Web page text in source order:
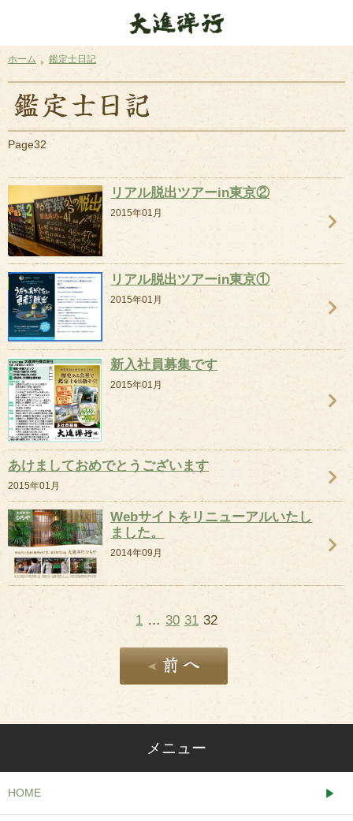
ホーム 鑑定士日記
Page32
リアル脱出ツアーin東京②
2015年01月
リアル脱出ツアーin東京①
2015年01月
新入社員募集です
2015年01月
あけましておめでとうございます
2015年01月
Webサイトをリニューアルいたし
ました。
2014年09月
1 … 30 31 32
メニュー
HOME